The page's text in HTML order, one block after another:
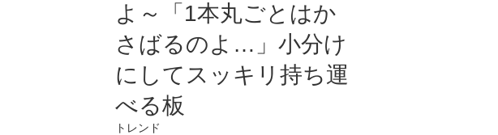
よ～「1本丸ごとはか
さばるのよ…」小分け
にしてスッキリ持ち運
べる板
トレンド